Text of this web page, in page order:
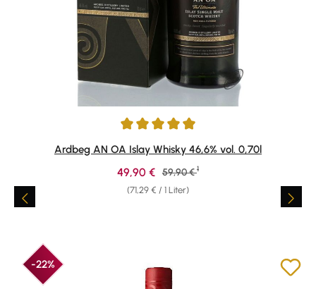
Durchschnittliche Bewertung von 4.89 von 5 Sternen
Ardbeg AN OA Islay Whisky 46,6% vol. 0,70l
(71,29 € / 1 Liter)
Verkaufspreis:
49,90 € Regulärer Preis:
59,90 € 1
-22%